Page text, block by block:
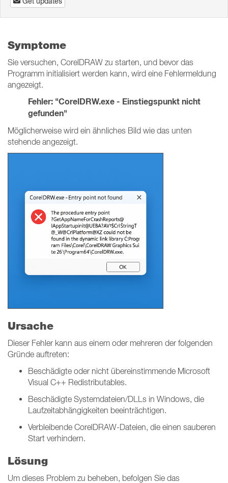
Symptome
Sie versuchen, CorelDRAW zu starten, und bevor das
Programm initialisiert werden kann, wird eine Fehlermeldung
angezeigt.
Fehler: "CorelDRW.exe - Einstiegspunkt nicht
gefunden"
Möglicherweise wird ein ähnliches Bild wie das unten
stehende angezeigt.
Ursache
Dieser Fehler kann aus einem oder mehreren der folgenden
Gründe auftreten:
Beschädigte oder nicht übereinstimmende Microsoft
Visual C++ Redistributables.
Beschädigte Systemdateien/DLLs in Windows, die
Laufzeitabhängigkeiten beeinträchtigen.
Verbleibende CorelDRAW-Dateien, die einen sauberen
Start verhindern.
Lösung
Um dieses Problem zu beheben, befolgen Sie das